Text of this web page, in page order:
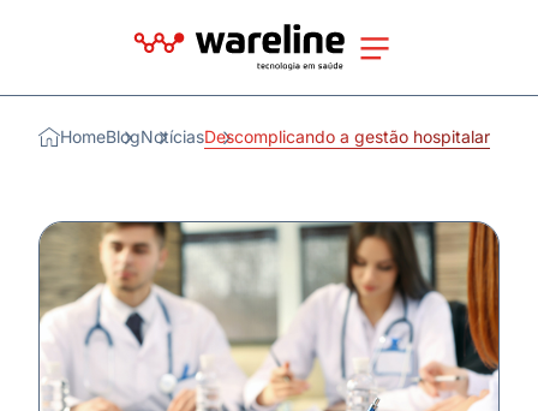
HomeBlogNotíciasDescomplicando a gestão hospitalar